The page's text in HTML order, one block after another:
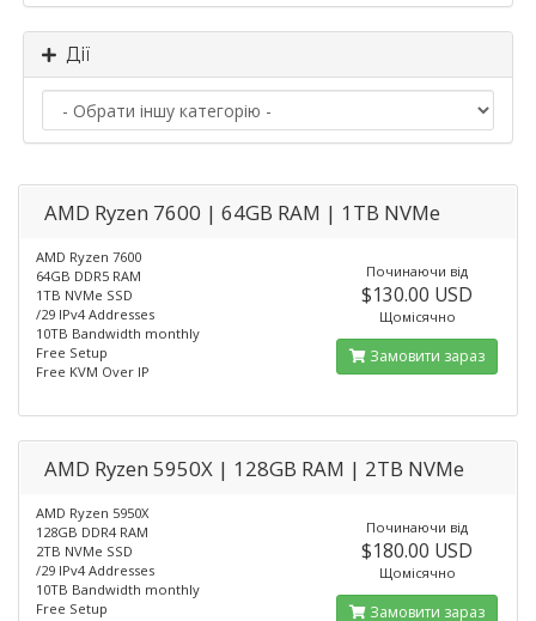
Дії
AMD Ryzen 7600 | 64GB RAM | 1TB NVMe
AMD Ryzen 7600
64GB DDR5 RAM
1TB NVMe SSD
/29 IPv4 Addresses
10TB Bandwidth monthly
Free Setup
Free KVM Over IP
Починаючи від
$130.00 USD
Щомісячно
Замовити зараз
AMD Ryzen 5950X | 128GB RAM | 2TB NVMe
AMD Ryzen 5950X
128GB DDR4 RAM
2TB NVMe SSD
/29 IPv4 Addresses
10TB Bandwidth monthly
Free Setup
Починаючи від
$180.00 USD
Щомісячно
Замовити зараз